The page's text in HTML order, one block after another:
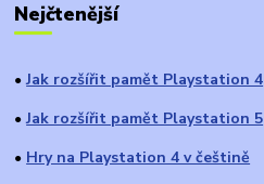
Nejčtenější
● Jak rozšířit pamět Playstation 4
● Jak rozšířit pamět Playstation 5
● Hry na Playstation 4 v češtině